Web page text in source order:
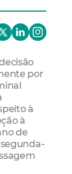
por
à
à
de